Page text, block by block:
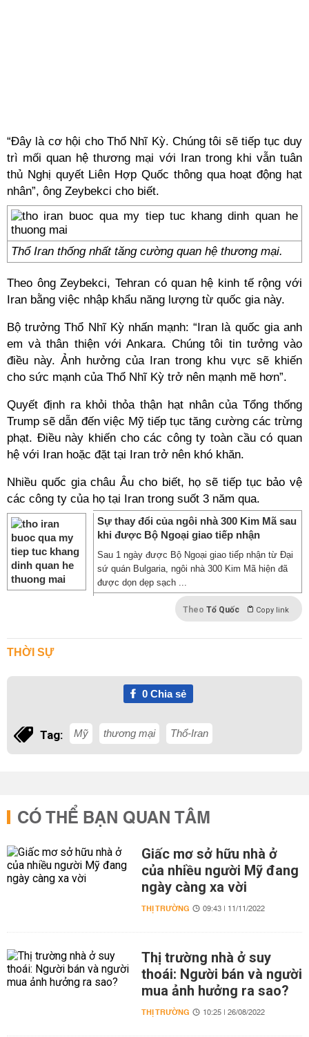
“Đây là cơ hội cho Thổ Nhĩ Kỳ. Chúng tôi sẽ tiếp tục duy
trì mối quan hệ thương mại với Iran trong khi vẫn tuân
thủ Nghị quyết Liên Hợp Quốc thông qua hoạt động hạt
nhân”, ông Zeybekci cho biết.
Thổ Iran thống nhất tăng cường quan hệ thương mại.
Theo ông Zeybekci, Tehran có quan hệ kinh tế rộng với
Iran bằng việc nhập khẩu năng lượng từ quốc gia này.
Bộ trưởng Thổ Nhĩ Kỳ nhấn mạnh: “Iran là quốc gia anh
em và thân thiện với Ankara. Chúng tôi tin tưởng vào
điều này. Ảnh hưởng của Iran trong khu vực sẽ khiến
cho sức mạnh của Thổ Nhĩ Kỳ trở nên mạnh mẽ hơn”.
Quyết định ra khỏi thỏa thận hạt nhân của Tổng thống
Trump sẽ dẫn đến việc Mỹ tiếp tục tăng cường các trừng
phạt. Điều này khiến cho các công ty toàn cầu có quan
hệ với Iran hoặc đặt tại Iran trở nên khó khăn.
Nhiều quốc gia châu Âu cho biết, họ sẽ tiếp tục bảo vệ
các công ty của họ tại Iran trong suốt 3 năm qua.
Sự thay đổi của ngôi nhà 300 Kim Mã sau
khi được Bộ Ngoại giao tiếp nhận
Sau 1 ngày được Bộ Ngoại giao tiếp nhận từ Đại
sứ quán Bulgaria, ngôi nhà 300 Kim Mã hiện đã
được dọn dẹp sạch ...
Theo Tổ Quốc Copy link
THỜI SỰ
0Chia sẻ
Tag: Mỹ thương mại Thổ-Iran
CÓ THỂ BẠN QUAN TÂM
Giấc mơ sở hữu nhà ở
của nhiều người Mỹ đang
ngày càng xa vời
THỊ TRƯỜNG 09:43 | 11/11/2022
Thị trường nhà ở suy
thoái: Người bán và người
mua ảnh hưởng ra sao?
THỊ TRƯỜNG 10:25 | 26/08/2022